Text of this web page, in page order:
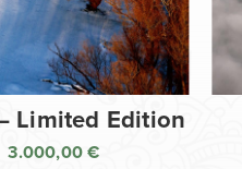
Limited Edition
3.000,00€